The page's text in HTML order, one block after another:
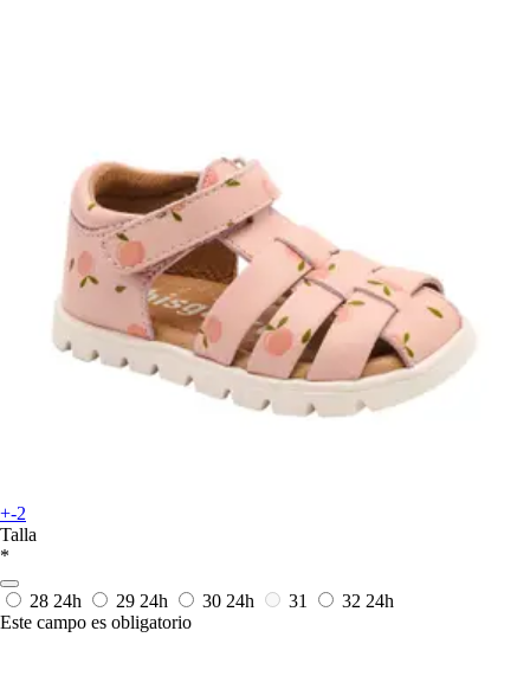
+-2
Talla
*
28 24h 29 24h 30 24h 31 32 24h
Este campo es obligatorio